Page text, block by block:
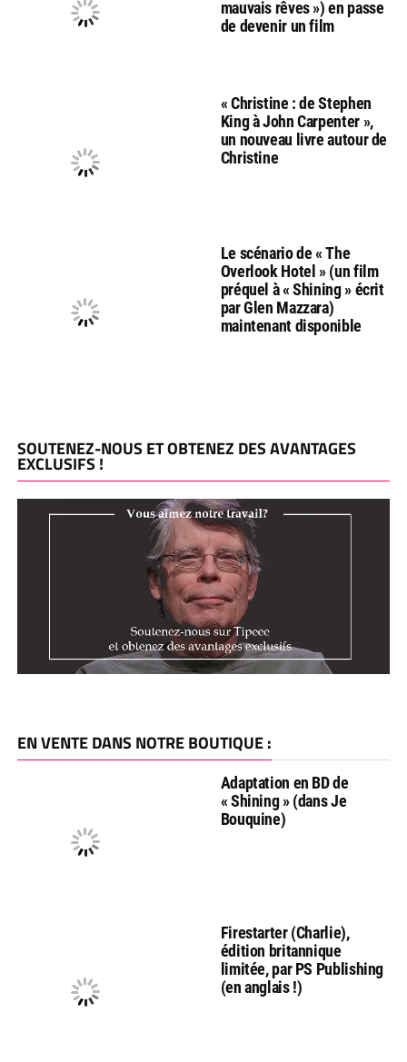
mauvais rêves ») en passe
de devenir un film
« Christine : de Stephen
King à John Carpenter »,
un nouveau livre autour de
Christine
Le scénario de « The
Overlook Hotel » (un film
préquel à « Shining » écrit
par Glen Mazzara)
maintenant disponible
SOUTENEZ-NOUS ET OBTENEZ DES AVANTAGES
EXCLUSIFS !
EN VENTE DANS NOTRE BOUTIQUE :
Adaptation en BD de
« Shining » (dans Je
Bouquine)
Firestarter (Charlie),
édition britannique
limitée, par PS Publishing
(en anglais !)